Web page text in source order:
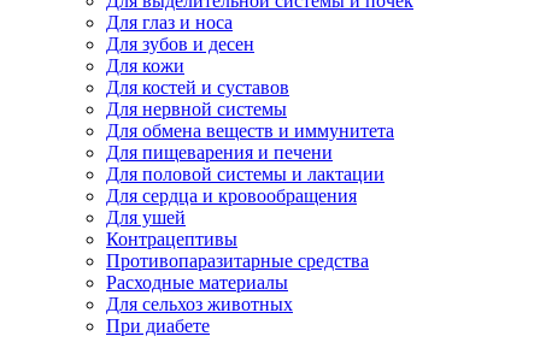
Для глаз и носа
Для зубов и десен
Для кожи
Для костей и суставов
Для нервной системы
Для обмена веществ и иммунитета
Для пищеварения и печени
Для половой системы и лактации
Для сердца и кровообращения
Для ушей
Контрацептивы
Противопаразитарные средства
Расходные материалы
Для сельхоз животных
При диабете